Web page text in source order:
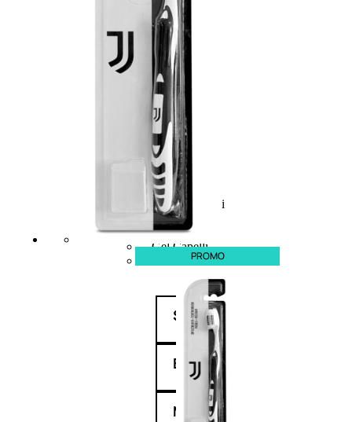
CAPELLI
Shampoo
Balsamo
Mousse
Olii Capelli
Maschere
Lozioni
Fiale
Sieri e Cristalli
Spray
Cera e Crema
Gel Capelli
Colorazione
Shampoo
Balsamo
Mousse
PROMO